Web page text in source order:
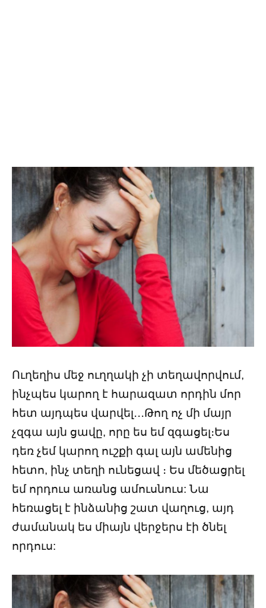
Ուղեղիս մեջ ուղղակի չի տեղավորվում,
ինչպես կարող է հարազատ որդին մոր
հետ այդպես վարվել․․․Թող ոչ մի մայր
չզգա այն ցավը, որը ես եմ զգացել։Ես
դեռ չեմ կարող ուշքի գալ այն ամենից
հետո, ինչ տեղի ունեցավ ։ Ես մեծացրել
եմ որդուս առանց ամուսնուս: Նա
հեռացել է ինձանից շատ վաղուց, այդ
ժամանակ ես միայն վերջերս էի ծնել
որդուս: